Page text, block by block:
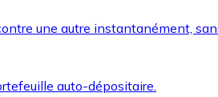
une autre instantanément,
auto-dépositaire.